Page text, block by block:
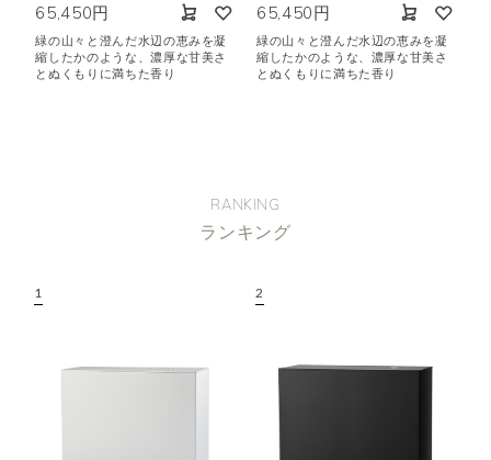
65,450円
緑の山々と澄んだ水辺の恵みを凝
縮したかのような、濃厚な甘美さ
とぬくもりに満ちた香り
65,450円
緑の山々と澄んだ水辺の恵みを凝
縮したかのような、濃厚な甘美さ
とぬくもりに満ちた香り
RANKING
ランキング